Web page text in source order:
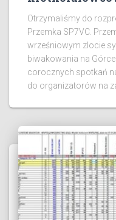
Otrzymaliśmy do
Przemka SP7VC.
wrześniowym zlocie
biwakowania na
corocznych spotkań
do organizatorów na